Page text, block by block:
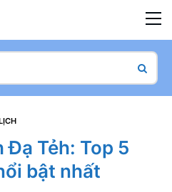
Tẻh: Top 5
bật nhất